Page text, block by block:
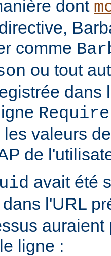
dont
comme
ou tout
dans
les valeurs
de
uid avait été
dans l'URL
ligne :